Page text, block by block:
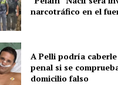
narcotráfico en el
A Pelli podría
penal si se
domicilio falso